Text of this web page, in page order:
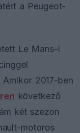
a Peugeot-
Le Mans-i
2017-ben
következő
két szezon
motoros